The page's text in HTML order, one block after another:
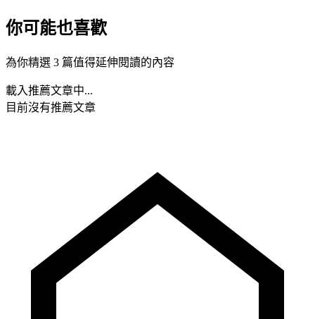
你可能也喜歡
為你精選 3 篇值得延伸閱讀的內容
載入推薦文章中...
目前沒有推薦文章